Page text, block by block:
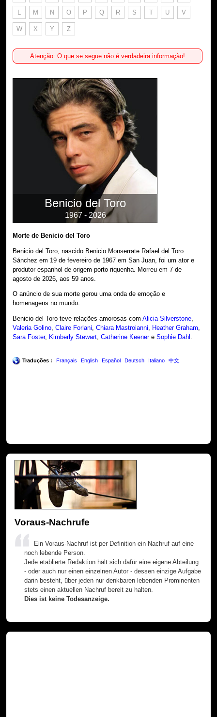
L M N O P Q R S T U V
W X Y Z
Atenção: O que se segue não é verdadeira informação!
Benicio del Toro
1967 - 2026
Morte de Benicio del Toro
Benicio del Toro, nascido Benicio Monserrate Rafael del Toro
Sánchez em 19 de fevereiro de 1967 em San Juan, foi um ator e
produtor espanhol de origem porto-riquenha. Morreu em 7 de
agosto de 2026, aos 59 anos.
O anúncio de sua morte gerou uma onda de emoção e
homenagens no mundo.
Benicio del Toro teve relações amorosas comAlicia Silverstone,
Valeria Golino,Claire Forlani,Chiara Mastroianni, Heather Graham,
Sara Foster, Kimberly Stewart,Catherine KeenereSophie Dahl .
Traduções : Français English Español Deutsch Italiano 中文
Voraus-Nachrufe
Ein Voraus-Nachruf ist per Definition ein Nachruf auf eine
noch lebende Person.
Jede etablierte Redaktion hält sich dafür eine eigene Abteilung
- oder auch nur einen einzelnen Autor - dessen einzige Aufgabe
darin besteht, über jeden nur denkbaren lebenden Prominenten
stets einen aktuellen Nachruf bereit zu halten.
Dies ist keine Todesanzeige.